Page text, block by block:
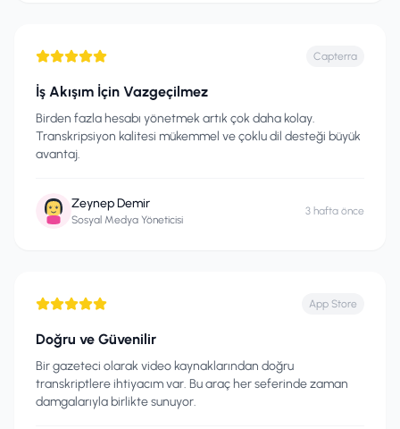
Capterra
İş Akışım İçin Vazgeçilmez
Birden fazla hesabı yönetmek artık çok daha kolay.
Transkripsiyon kalitesi mükemmel ve çoklu dil desteği büyük
avantaj.
Zeynep Demir
Sosyal Medya Yöneticisi
3 hafta önce
App Store
Doğru ve Güvenilir
Bir gazeteci olarak video kaynaklarından doğru
transkriptlere ihtiyacım var. Bu araç her seferinde zaman
damgalarıyla birlikte sunuyor.